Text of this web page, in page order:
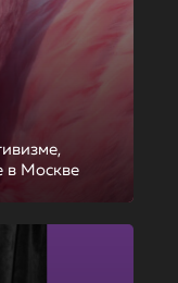
в Москве